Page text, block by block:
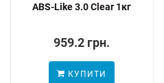
ABS-Like 3.0 Clear 1кг
959.2 грн.
КУПИТИ